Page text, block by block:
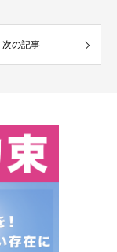
次の記事